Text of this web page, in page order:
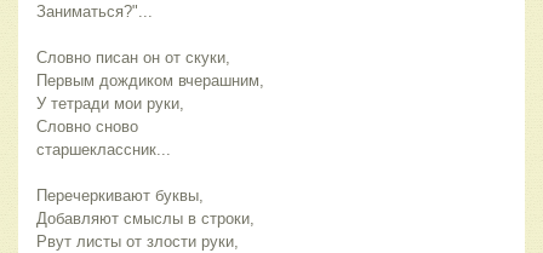
Заниматься?"...
Словно писан он от скуки,
Первым дождиком вчерашним,
У тетради мои руки,
Словно сново
старшеклассник...
Перечеркивают буквы,
Добавляют смыслы в строки,
Рвут листы от злости руки,